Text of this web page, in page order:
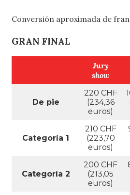
Conversión aproximada de
GRAN FINAL
Jury
show
De pie
220 CHF
(234,36
euros)
Categoría 1
210 CHF
(223,70
euros)
Categoría 2
200 CHF
(213,05
euros)